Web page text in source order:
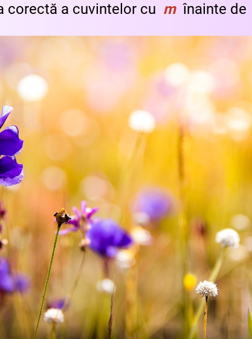
a cuvintelor cu mînainte de